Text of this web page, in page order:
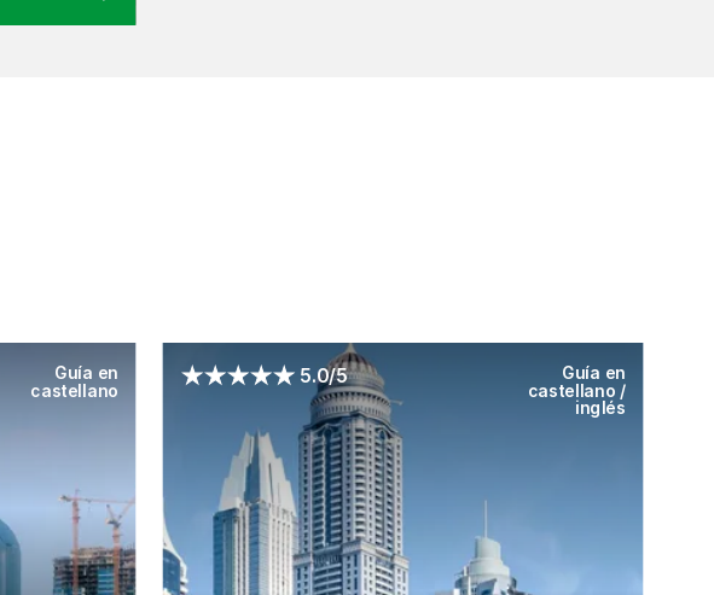
Guía en
castellano
5.0/5
Guía en
castellano /
inglés